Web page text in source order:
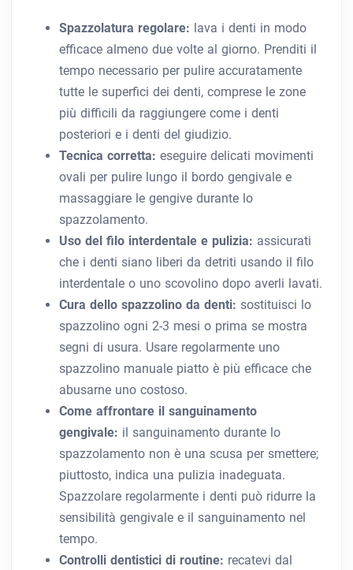
Spazzolatura regolare: lava i denti in modo
efficace almeno due volte al giorno. Prenditi il ​​
tempo necessario per pulire accuratamente
tutte le superfici dei denti, comprese le zone
più difficili da raggiungere come i denti
posteriori e i denti del giudizio.
Tecnica corretta: eseguire delicati movimenti
ovali per pulire lungo il bordo gengivale e
massaggiare le gengive durante lo
spazzolamento.
Uso del filo interdentale e pulizia: assicurati
che i denti siano liberi da detriti usando il filo
interdentale o uno scovolino dopo averli lavati.
Cura dello spazzolino da denti: sostituisci lo
spazzolino ogni 2-3 mesi o prima se mostra
segni di usura. Usare regolarmente uno
spazzolino manuale piatto è più efficace che
abusarne uno costoso.
Come affrontare il sanguinamento
gengivale: il sanguinamento durante lo
spazzolamento non è una scusa per smettere;
piuttosto, indica una pulizia inadeguata.
Spazzolare regolarmente i denti può ridurre la
sensibilità gengivale e il sanguinamento nel
tempo.
Controlli dentistici di routine: recatevi dal